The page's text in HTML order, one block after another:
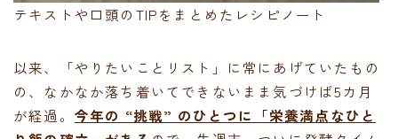
テキストや口頭のTIPをまとめたレシピノート
以来、「やりたいことリスト」に常にあげていたもの
の、なかなか落ち着いてできないまま気づけば5カ月
が経過。 今年の “挑戦” のひとつに「栄養満点なひと